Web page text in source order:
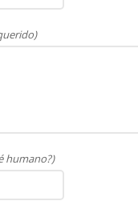
humano?)